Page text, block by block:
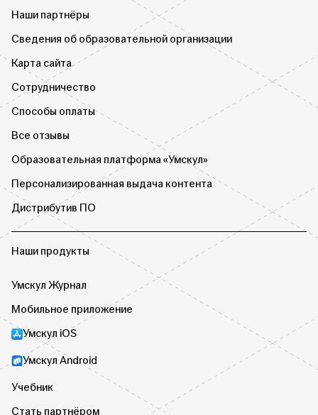
Наши партнёры
Сведения об образовательной организации
Карта сайта
Сотрудничество
Способы оплаты
Все отзывы
Образовательная платформа «Умскул»
Персонализированная выдача контента
Дистрибутив ПО
Наши продукты
Умскул Журнал
Мобильное приложение
Умскул iOS
Умскул Android
Учебник
Стать партнёром